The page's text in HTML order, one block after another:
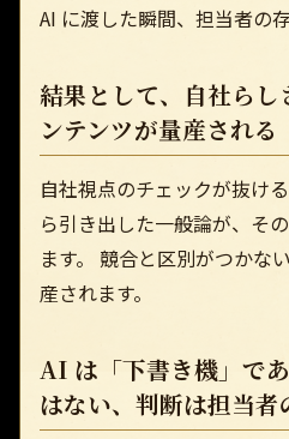
AI に渡した瞬間、担当者の
結果として、自社らし
ンテンツが量産される
自社視点のチェックが抜け
ら引き出した一般論が、そ
ます。 競合と区別がつかな
産されます。
AI は「下書き機」で
はない、判断は担当者